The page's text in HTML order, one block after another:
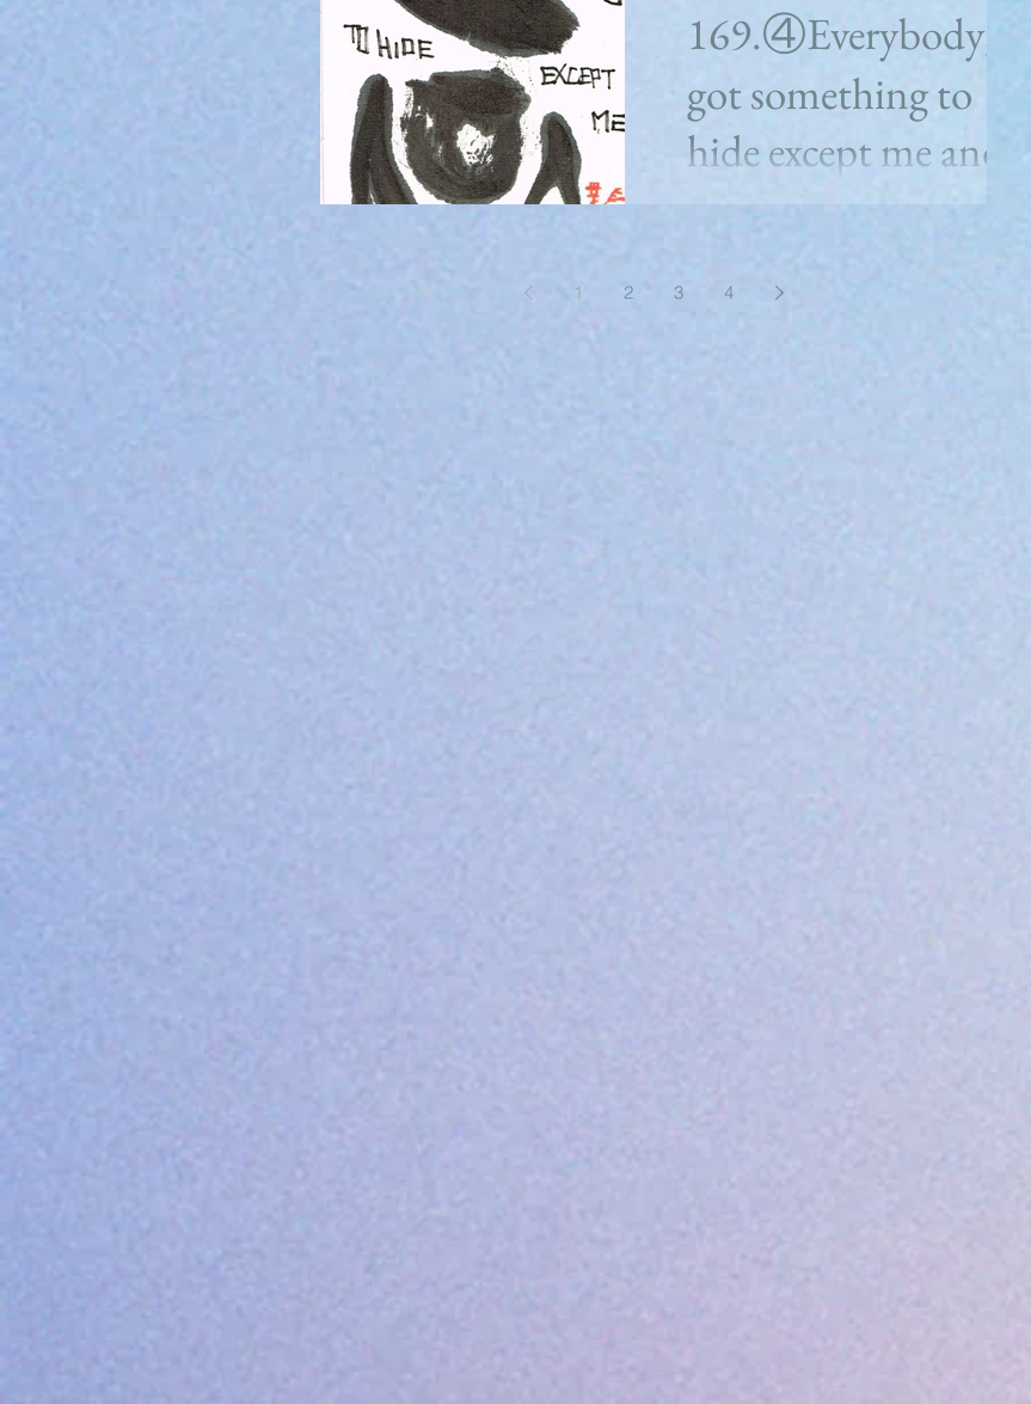
Sadie（魅）＜水分意訳ポエム＞ スケベだ、
せでぃ エロいな、せでぃ なんてこった？ラ
インを超えて みんなを目覚めさせるために
やってきた最高の恋人 彼女と同じテーブル
につくだけのこと、それだけのことのため
に...
169.④Everybody;s
got something to
hide except me and
my monkeｙ（袁）
楽と言霊）
1 2 3 4